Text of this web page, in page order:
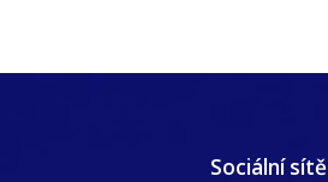
Sociální sítě